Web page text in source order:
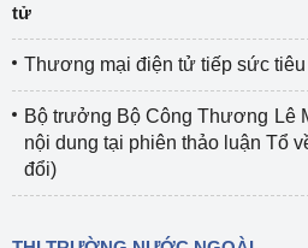
tử
Thương mại điện tử tiếp sức
Bộ trưởng Bộ Công Thương Lê
nội dung tại phiên thảo luận Tổ
đổi)